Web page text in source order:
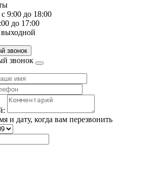
с 9:00 до 18:00
до 17:00
выходной
звонок
звонок
и дату, когда вам перезвонить